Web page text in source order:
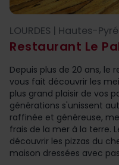
Restaurant Le
LOURDES | Hautes-
Depuis plus de 20 ans, le
vous fait découvrir les
plus grand plaisir de vos
générations s'unissent
raffinée et généreuse,
frais de la mer à la terre.
découvrir les pizzas du
maison dressées avec